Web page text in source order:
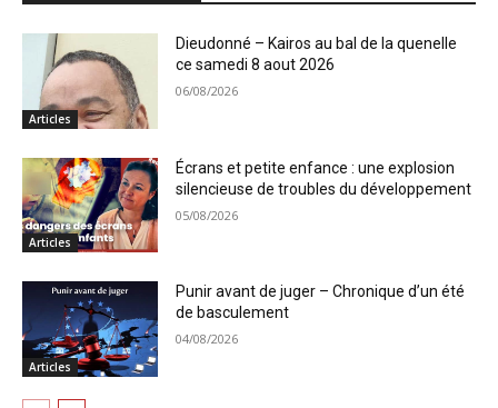
Articles
Dieudonné – Kairos au bal de la quenelle
ce samedi 8 aout 2026
06/08/2026
Articles
Écrans et petite enfance : une explosion
silencieuse de troubles du développement
05/08/2026
Articles
Punir avant de juger – Chronique d’un été
de basculement
04/08/2026